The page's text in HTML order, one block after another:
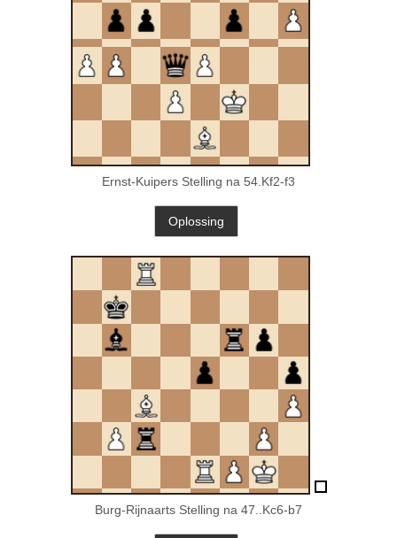
Ernst-Kuipers Stelling na 54.Kf2-f3
Burg-Rijnaarts Stelling na 47..Kc6-b7